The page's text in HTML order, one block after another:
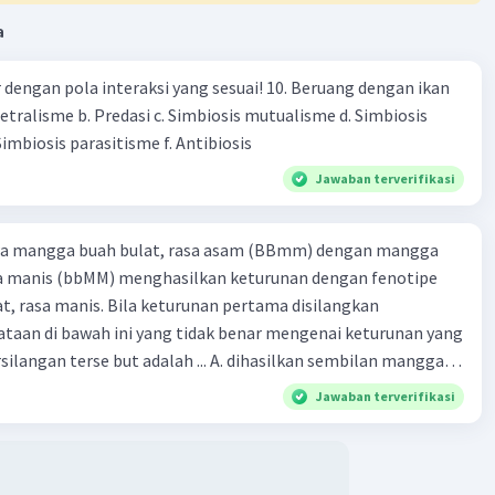
pola interaksi yang sesuai! 10. Beruang dengan ikan
b. Predasi c. Simbiosis mutualisme d. Simbiosis
parasitisme f. Antibiosis
Jawaban terverifikasi
mangga buah bulat, rasa asam (BBmm) dengan mangga
manis (bbMM) menghasilkan keturunan dengan fenotipe
rasa manis. Bila keturunan pertama disilangkan
di bawah ini yang tidak benar mengenai keturunan yang
but adalah ... A. dihasilkan sembilan mangga
asam C.
rasa manis D. dihasi lkan tiga mangga buah
Jawaban terverifikasi